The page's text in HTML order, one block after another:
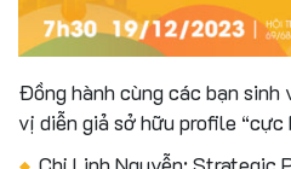
Đồng hành cùng các bạn sinh
vị diễn giả sở hữu profile “cực